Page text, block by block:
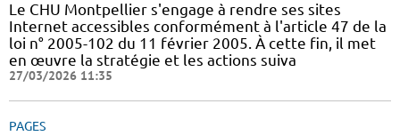
Le CHU Montpellier s'engage à rendre ses sites
Internet accessibles conformément à l'article 47 de la
loi n° 2005-102 du 11 février 2005. À cette fin, il met
en œuvre la stratégie et les actions suiva
27/03/2026 11:35
PAGES